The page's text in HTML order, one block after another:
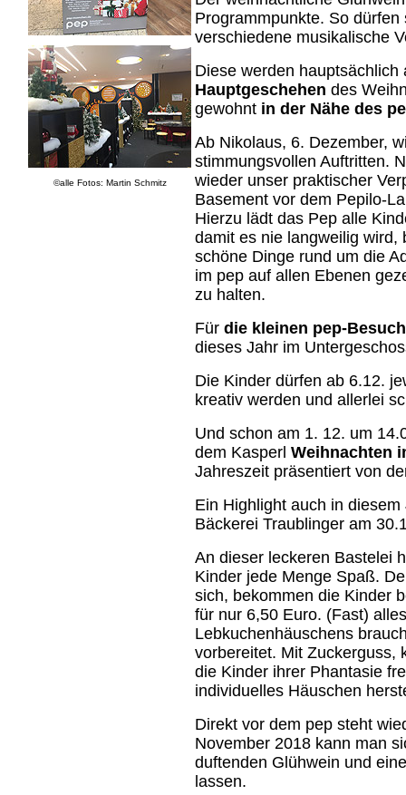
©alle Fotos: Martin Schmitz
Programmpunkte. So
verschiedene musikalische
Diese werden
Hauptgeschehen des
gewohnt in der Nähe des
Ab Nikolaus, 6. Dezember,
stimmungsvollen Auftritten.
wieder unser praktischer
Basement vor dem Pepilo-
Hierzu lädt das Pep alle
damit es nie langweilig wird,
schöne Dinge rund um die
im pep auf allen Ebenen
zu halten.
Für die kleinen pep-
dieses Jahr im
Die Kinder dürfen ab 6.12.
kreativ werden und allerlei
Und schon am 1. 12. um
dem Kasperl Weihnachten
Jahreszeit präsentiert von
Ein Highlight auch in
Bäckerei Traublinger am
An dieser leckeren Bastelei
Kinder jede Menge Spaß.
sich, bekommen die Kinder
für nur 6,50 Euro. (Fast)
Lebkuchenhäuschens
vorbereitet. Mit Zuckerguss,
die Kinder ihrer Phantasie
individuelles Häuschen
Direkt vor dem pep steht
November 2018 kann man
duftenden Glühwein und
lassen.